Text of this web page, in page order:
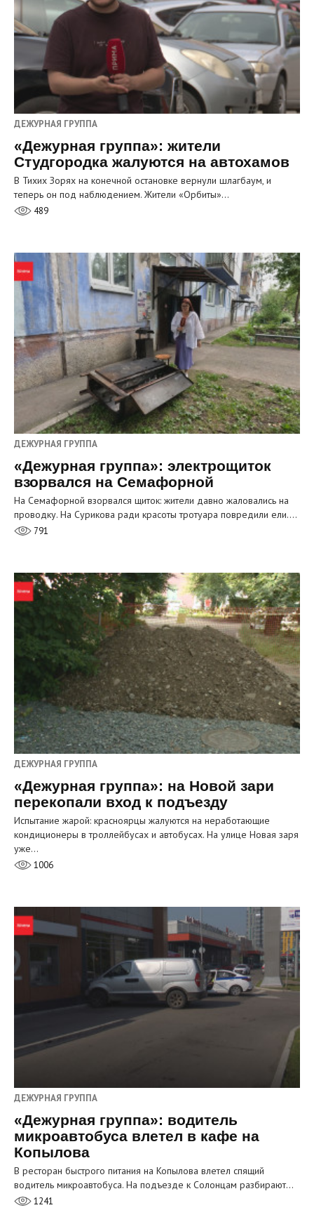
ДЕЖУРНАЯ ГРУППА
«Дежурная группа»: жители
Студгородка жалуются на автохамов
В Тихих Зорях на конечной остановке вернули шлагбаум, и
теперь он под наблюдением. Жители «Орбиты»…
489
ДЕЖУРНАЯ ГРУППА
«Дежурная группа»: электрощиток
взорвался на Семафорной
На Семафорной взорвался щиток: жители давно жаловались на
проводку. На Сурикова ради красоты тротуара повредили ели.…
791
ДЕЖУРНАЯ ГРУППА
«Дежурная группа»: на Новой зари
перекопали вход к подъезду
Испытание жарой: красноярцы жалуются на неработающие
кондиционеры в троллейбусах и автобусах. На улице Новая заря
уже…
1006
ДЕЖУРНАЯ ГРУППА
«Дежурная группа»: водитель
микроавтобуса влетел в кафе на
Копылова
В ресторан быстрого питания на Копылова влетел спящий
водитель микроавтобуса. На подъезде к Солонцам разбирают…
1241